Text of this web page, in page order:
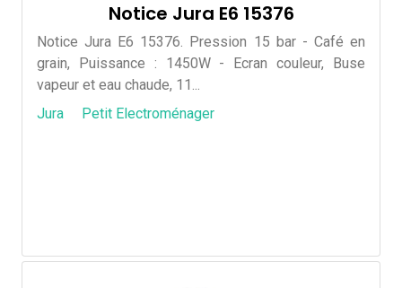
Notice Jura E6 15376
Notice Jura E6 15376. Pression 15 bar - Café en
grain, Puissance : 1450W - Ecran couleur, Buse
vapeur et eau chaude, 11...
Jura
Petit Electroménager